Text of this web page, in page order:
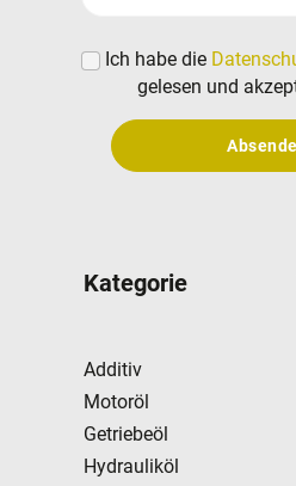
Kategorie
Additiv
Motoröl
Getriebeöl
Hydrauliköl
Ich habe die
gelesen und